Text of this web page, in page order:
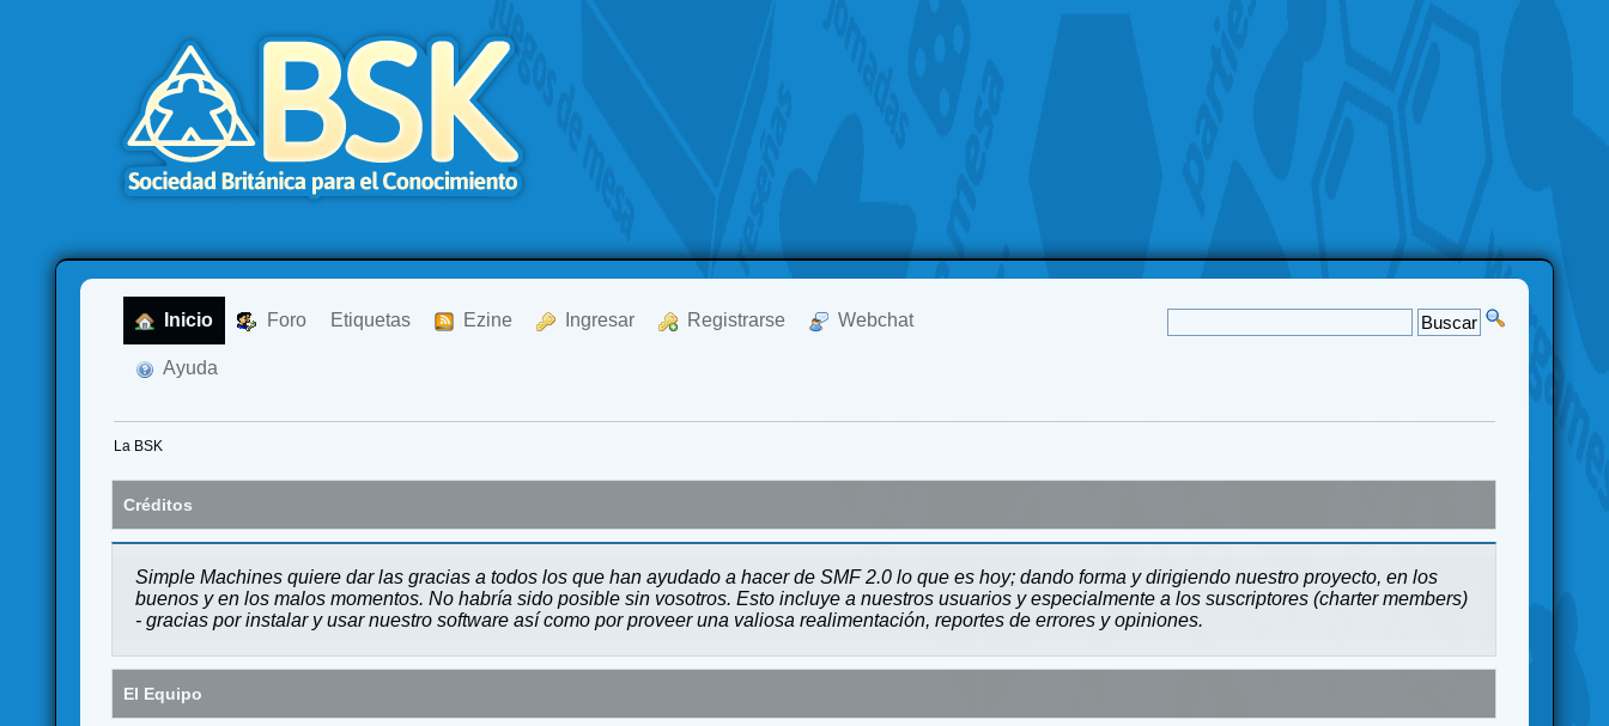
Inicio Foro Etiquetas Ezine Ingresar Registrarse Webchat
Ayuda
La BSK
Créditos
Simple Machines quiere dar las gracias a todos los que han ayudado a hacer de SMF 2.0 lo que es hoy; dando forma y dirigiendo nuestro proyecto, en los
buenos y en los malos momentos. No habría sido posible sin vosotros. Esto incluye a nuestros usuarios y especialmente a los suscriptores (charter members)
- gracias por instalar y usar nuestro software así como por proveer una valiosa realimentación, reportes de errores y opiniones.
El Equipo